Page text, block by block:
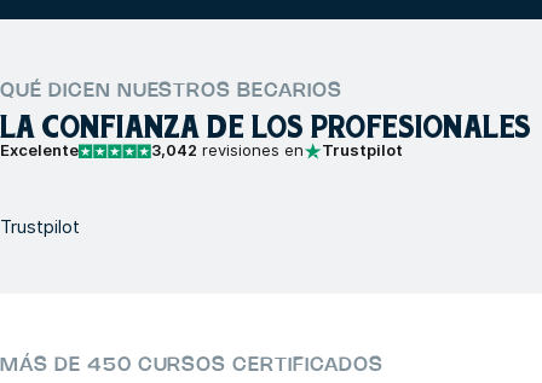
QUÉ DICEN NUESTROS BECARIOS
LA CONFIANZA DE LOS PROFESIONALES
Excelente 3,042 revisiones en Trustpilot
Trustpilot
MÁS DE 450 CURSOS CERTIFICADOS